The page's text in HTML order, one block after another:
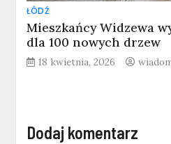
ŁÓDŹ
Mieszkańcy Widzewa
dla 100 nowych drzew
18 kwietnia, 2026
Dodaj komentarz